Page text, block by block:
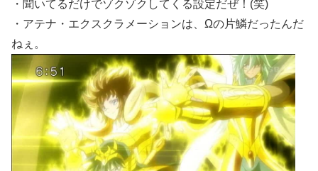
・聞いてるだけでゾクゾクしてくる設定だぜ！(笑)
・アテナ・エクスクラメーションは、Ωの片鱗だったんだ
ねぇ。